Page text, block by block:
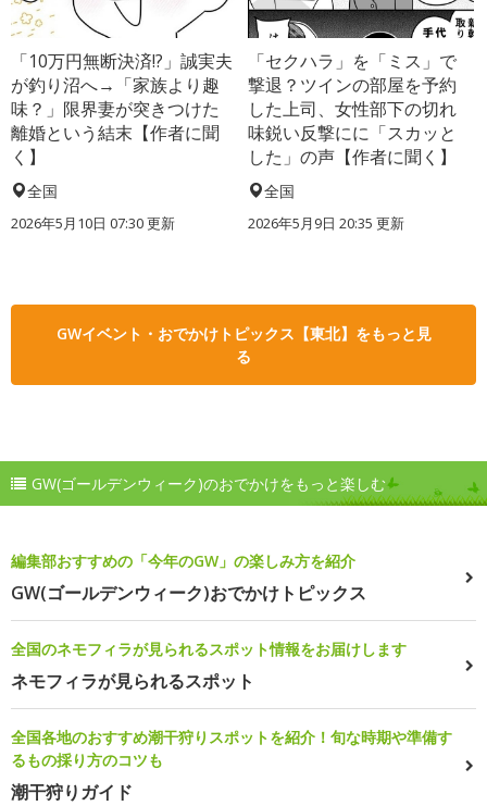
「10万円無断決済!?」誠実夫
が釣り沼へ→「家族より趣
味？」限界妻が突きつけた
離婚という結末【作者に聞
く】
全国
2026年5月10日 07:30 更新
「セクハラ」を「ミス」で
撃退？ツインの部屋を予約
した上司、女性部下の切れ
味鋭い反撃にに「スカッと
した」の声【作者に聞く】
全国
2026年5月9日 20:35 更新
GWイベント・おでかけトピックス【東北】をもっと見
る
GW(ゴールデンウィーク)のおでかけをもっと楽しむ
編集部おすすめの「今年のGW」の楽しみ方を紹介
GW(ゴールデンウィーク)おでかけトピックス
全国のネモフィラが見られるスポット情報をお届けします
ネモフィラが見られるスポット
全国各地のおすすめ潮干狩りスポットを紹介！旬な時期や準備す
るもの採り方のコツも
潮干狩りガイド